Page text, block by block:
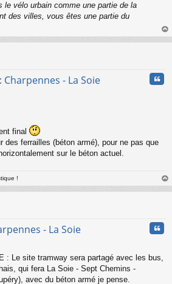
le vélo urbain comme une partie de la
des villes, vous êtes une partie du
au
Charpennes - La Soie
final
des ferrailles (béton armé), pour ne pas que
sur le béton actuel.
!
au
- La Soie
: Le site tramway sera partagé avec les bus,
qui fera La Soie - Sept Chemins -
avec du béton armé je pense.